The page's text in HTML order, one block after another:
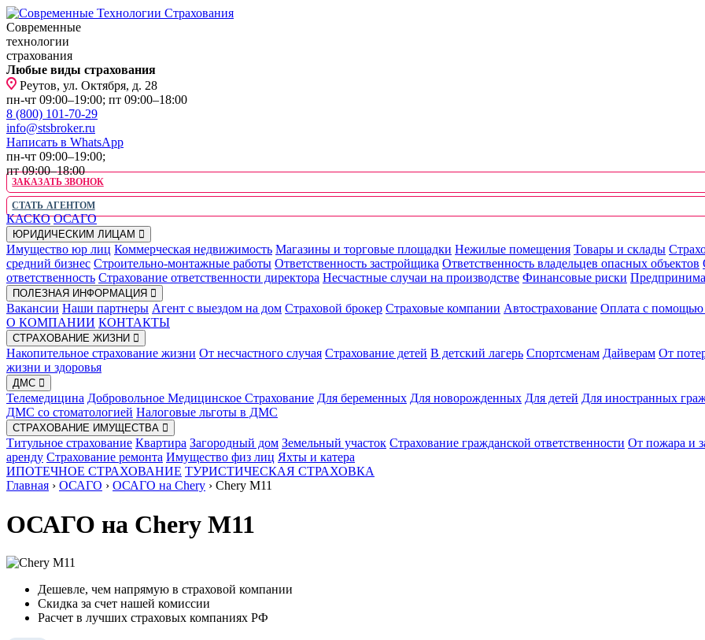
Современные
технологии
страхования
Любые виды страхования
Реутов, ул. Октября, д. 28
пн-чт 09:00–19:00; пт 09:00–18:00
8 (800) 101-70-29
info@stsbroker.ru
Написать в WhatsApp
пн-чт 09:00–19:00;
пт 09:00–18:00
ЗАКАЗАТЬ ЗВОНОК
СТАТЬ АГЕНТОМ
КАСКО ОСАГО
ЮРИДИЧЕСКИМ ЛИЦАМ
Имущество юр лиц Коммерческая недвижимость Магазины и торговые площадки Нежилые помещения Товары и склады
средний бизнес Строительно-монтажные работы Ответственность застройщика Ответственность владельцев опасных объектов
ответственность Страхование ответственности директора Несчастные случаи на производстве Финансовые риски
ПОЛЕЗНАЯ ИНФОРМАЦИЯ
Вакансии Наши партнеры Агент с выездом на дом Страховой брокер Страховые компании Автострахование Оплата с
О КОМПАНИИ КОНТАКТЫ
СТРАХОВАНИЕ ЖИЗНИ
Накопительное страхование жизни От несчастного случая Страхование детей В детский лагерь Спортсменам Дайверам От
жизни и здоровья
ДМС
Телемедицина Добровольное Медицинское Страхование Для беременных Для новорожденных Для детей Для иностранных
ДМС со стоматологией Налоговые льготы в ДМС
СТРАХОВАНИЕ ИМУЩЕСТВА
Титульное страхование Квартира Загородный дом Земельный участок Страхование гражданской ответственности От пожара и
аренду Страхование ремонта Имущество физ лиц Яхты и катера
ИПОТЕЧНОЕ СТРАХОВАНИЕ ТУРИСТИЧЕСКАЯ СТРАХОВКА
Главная › ОСАГО › ОСАГО на Chery › Chery M11
ОСАГО на Chery M11
Дешевле, чем напрямую в страховой компании
Скидка за счет нашей комиссии
Расчет в лучших страховых компаниях РФ